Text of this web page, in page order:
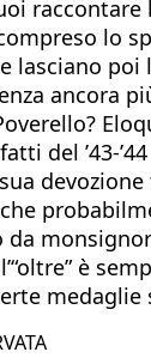
raccontare
lo
lasciano
ancora
del ’43-
è
medaglie